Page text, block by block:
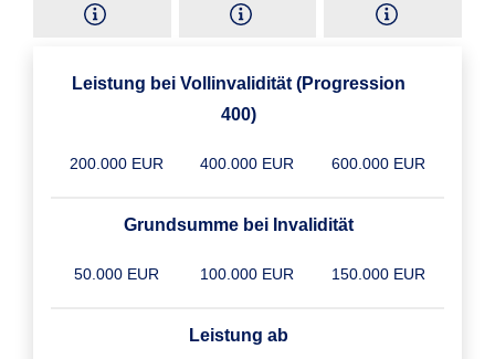
Leistung bei Vollinvalidität (Progression
400)
200.000 EUR 400.000 EUR 600.000 EUR
Grundsumme bei Invalidität
50.000 EUR 100.000 EUR 150.000 EUR
Leistung ab